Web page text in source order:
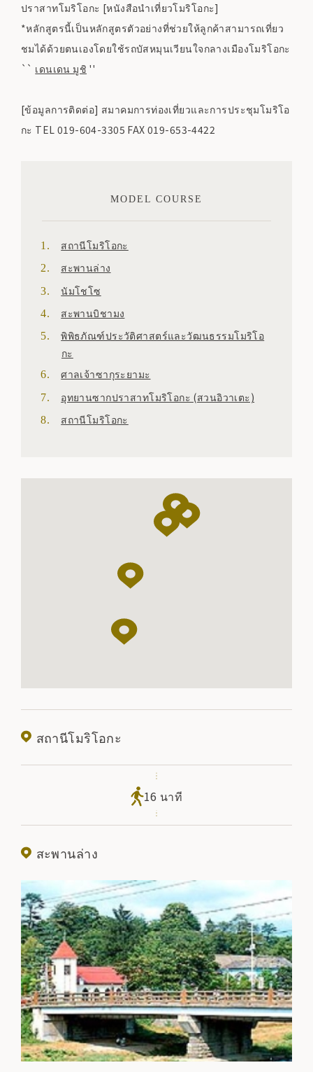
ปราสาทโมริโอกะ [หนังสือนำเที่ยวโมริโอกะ]
*หลักสูตรนี้เป็นหลักสูตรตัวอย่างที่ช่วยให้ลูกค้าสามารถเที่ยว
ชมได้ด้วยตนเองโดยใช้รถบัสหมุนเวียนใจกลางเมืองโมริโอกะ
`` เดนเดน มูชิ ''
[ข้อมูลการติดต่อ] สมาคมการท่องเที่ยวและการประชุมโมริโอ
กะ TEL 019-604-3305 FAX 019-653-4422
MODEL COURSE
สถานีโมริโอกะ
สะพานล่าง
นัมโชโซ
สะพานบิชามง
พิพิธภัณฑ์ประวัติศาสตร์และวัฒนธรรมโมริโอ
กะ
ศาลเจ้าซากุระยามะ
อุทยานซากปราสาทโมริโอกะ (สวนอิวาเตะ)
สถานีโมริโอกะ
สถานีโมริโอกะ
16 นาที
สะพานล่าง